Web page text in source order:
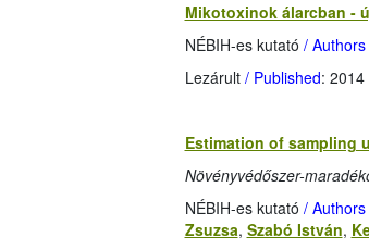
Mikotoxinok álarcban -
NÉBIH-es kutató /
Lezárult/ Published: 2014
Estimation of sampling
Növényvédőszer-
NÉBIH-es kutató /
Zsuzsa, Szabó István,